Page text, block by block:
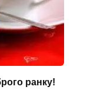
ранку!